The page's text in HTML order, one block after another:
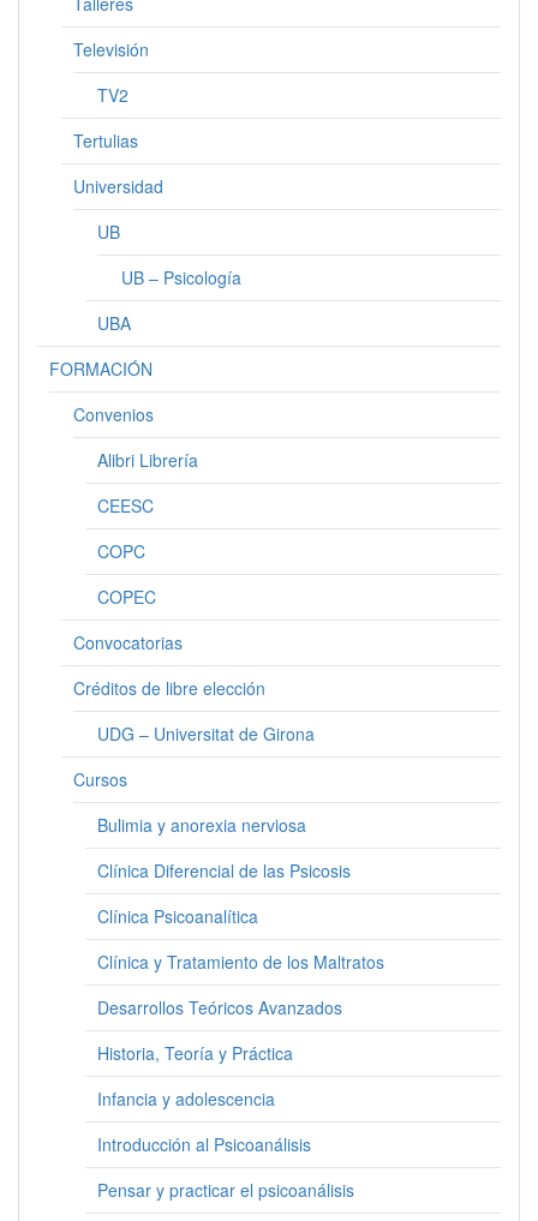
Televisión
TV2
Tertulias
Universidad
UB
UB – Psicología
UBA
FORMACIÓN
Convenios
Alibri Librería
CEESC
COPC
COPEC
Convocatorias
Créditos de libre elección
UDG – Universitat de Girona
Cursos
Bulimia y anorexia nerviosa
Clínica Diferencial de las Psicosis
Clínica Psicoanalítica
Clínica y Tratamiento de los Maltratos
Desarrollos Teóricos Avanzados
Historia, Teoría y Práctica
Infancia y adolescencia
Introducción al Psicoanálisis
Pensar y practicar el psicoanálisis